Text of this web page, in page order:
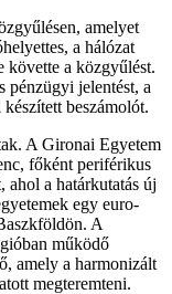
amelyet
a hálózat
követte a közgyűlést.
pénzügyi jelentést, a
beszámolót.
A Gironai Egyetem
főként periférikus
ahol a határkutatás új
egy euro-
A
működő
amely a harmonizált
megteremteni.